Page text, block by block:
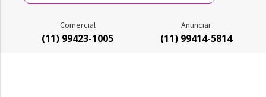
Comercial
(11) 99423-1005
Anunciar
(11) 99414-5814